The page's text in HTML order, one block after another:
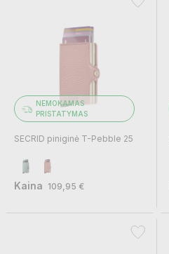
NEMOKAMAS
PRISTATYMAS
SECRID piniginė T-Pebble 25
Kaina 109,95 €